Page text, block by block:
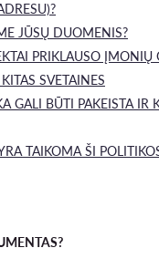
JŪSŲ DUOMENIS?
PRIKLAUSO ĮMONIŲ
SVETAINES
GALI BŪTI PAKEISTA IR
TAIKOMA ŠI